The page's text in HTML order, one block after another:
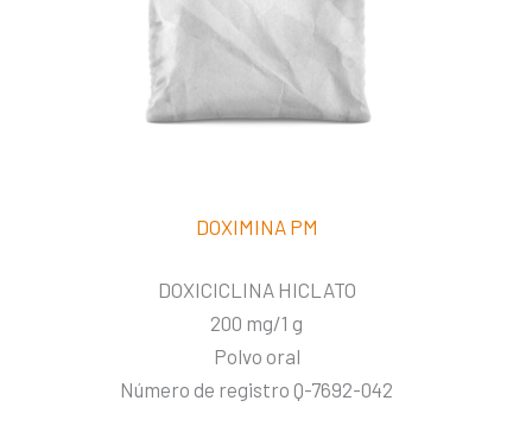
DOXIMINA PM
DOXICICLINA HICLATO
200 mg/1 g
Polvo oral
Número de registro Q-7692-042